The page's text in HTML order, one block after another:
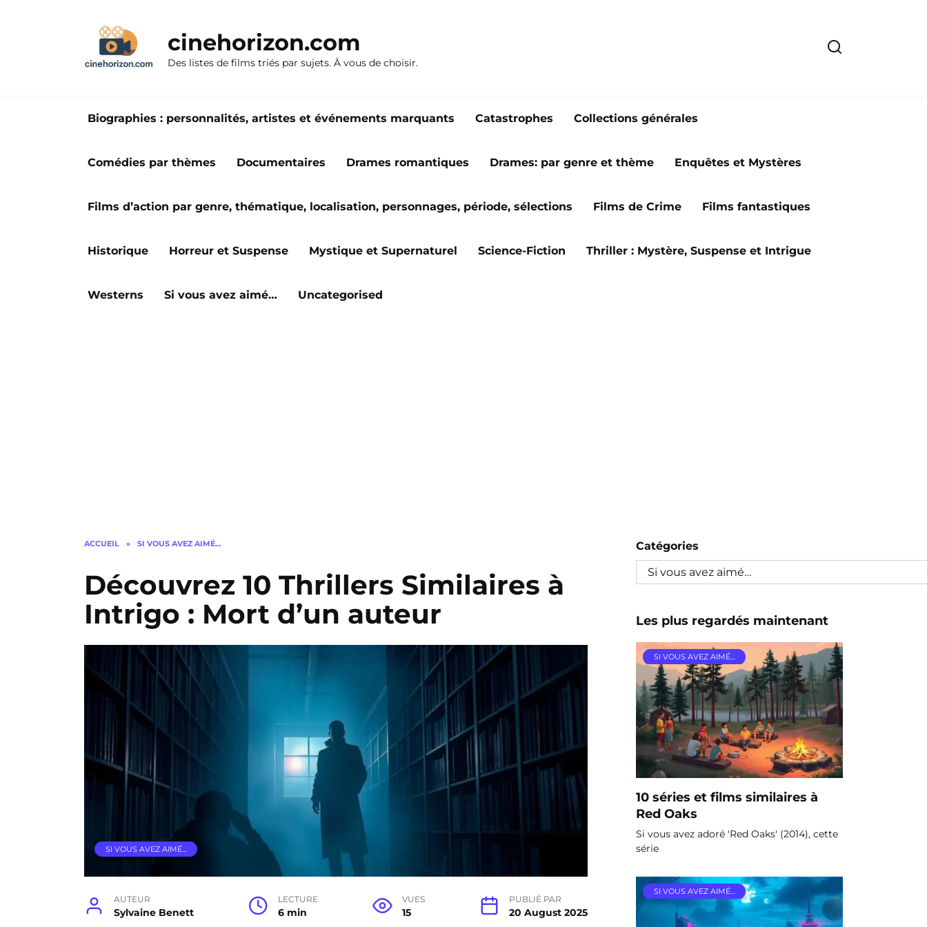
cinehorizon.com
Des listes de films triés par sujets. À vous de choisir.
Biographies : personnalités, artistes et événements marquants Catastrophes Collections générales
Comédies par thèmes Documentaires Drames romantiques Drames: par genre et thème Enquêtes et Mystères
Films d’action par genre, thématique, localisation, personnages, période, sélections Films de Crime Films fantastiques
Historique Horreur et Suspense Mystique et Supernaturel Science-Fiction Thriller : Mystère, Suspense et Intrigue
Westerns Si vous avez aimé… Uncategorised
ACCUEIL » SI VOUS AVEZ AIMÉ…
Découvrez 10 Thrillers Similaires à
Intrigo : Mort d’un auteur
SI VOUS AVEZ AIMÉ…
AUTEUR
Sylvaine Benett
LECTURE
6 min
VUES
15
PUBLIÉ PAR
20 August 2025
Catégories
Les plus regardés maintenant
SI VOUS AVEZ AIMÉ…
10 séries et films similaires à
Red Oaks
Si vous avez adoré 'Red Oaks' (2014), cette
série
SI VOUS AVEZ AIMÉ…